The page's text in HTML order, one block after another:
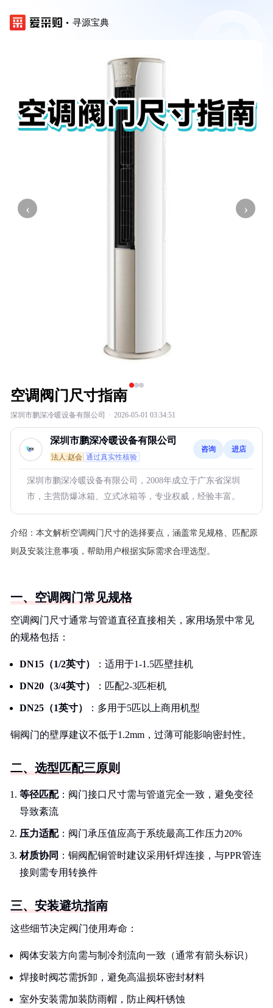
寻源宝典
‹ ›
空调阀门尺寸指南
深圳市鹏深冷暖设备有限公司 · 2026-05-01 03:34:51
深圳市鹏深冷暖设备有限公司
法人:赵会 通过真实性核验
咨询 进店
深圳市鹏深冷暖设备有限公司，2008年成立于广东省深圳
市，主营防爆冰箱、立式冰箱等，专业权威，经验丰富。
介绍： 本文解析空调阀门尺寸的选择要点，涵盖常见规格、匹配原
则及安装注意事项，帮助用户根据实际需求合理选型。
一、空调阀门常见规格
空调阀门尺寸通常与管道直径直接相关，家用场景中常见
的规格包括：
DN15（1/2英寸） ：适用于1-1.5匹壁挂机
DN20（3/4英寸） ：匹配2-3匹柜机
DN25（1英寸） ：多用于5匹以上商用机型
铜阀门的壁厚建议不低于1.2mm，过薄可能影响密封性。
二、选型匹配三原则
等径匹配：阀门接口尺寸需与管道完全一致，避免变径
导致紊流
压力适配：阀门承压值应高于系统最高工作压力20%
材质协同 ：铜阀配铜管时建议采用钎焊连接，与PPR管连
接则需专用转换件
三、安装避坑指南
这些细节决定阀门使用寿命：
阀体安装方向需与制冷剂流向一致（通常有箭头标识）
焊接时阀芯需拆卸，避免高温损坏密封材料
室外安装需加装防雨帽，防止阀杆锈蚀